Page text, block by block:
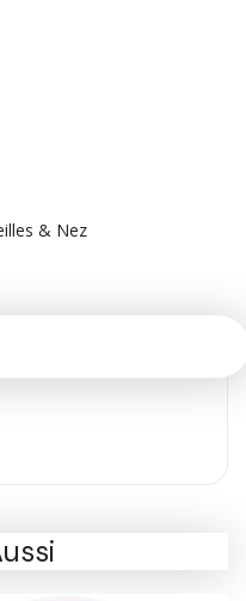
& Nez